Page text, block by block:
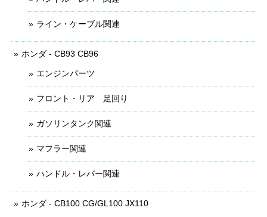
ライン・ケーブル関連
ホンダ - CB93 CB96
エンジンパーツ
フロント・リア 足回り
ガソリンタンク関連
マフラー関連
ハンドル・レバー関連
ホンダ - CB100 CG/GL100 JX110